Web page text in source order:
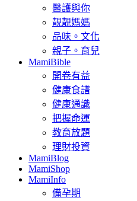
醫護與你
靚靚媽媽
品味。文化
親子。育兒
MamiBible
開卷有益
健康食譜
健康通識
把握命運
教育放題
理財投資
MamiBlog
MamiShop
MamiInfo
備孕期